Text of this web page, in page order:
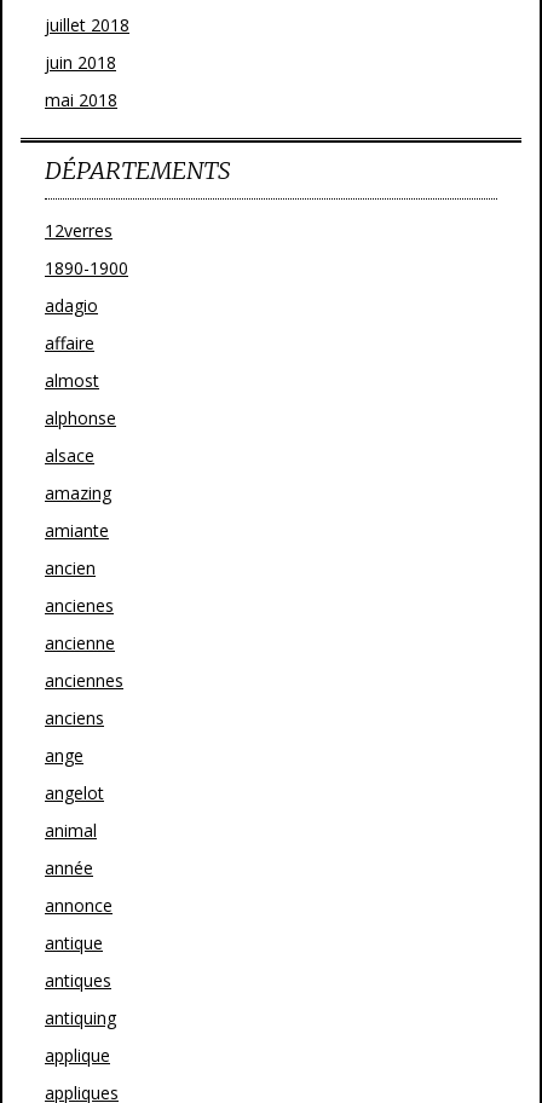
juillet 2018
juin 2018
mai 2018
DÉPARTEMENTS
12verres
1890-1900
adagio
affaire
almost
alphonse
alsace
amazing
amiante
ancien
ancienes
ancienne
anciennes
anciens
ange
angelot
animal
année
annonce
antique
antiques
antiquing
applique
appliques